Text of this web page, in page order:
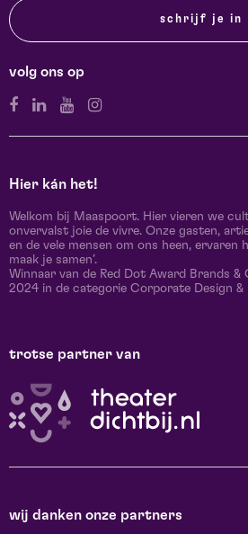
schrijf je in
volg ons op
Hier kán het!
Welkom bij Maaspoort. Hier vieren we
onvervalst joie de vivre. Onze gasten,
en de vele mensen om ons heen, ervaren
maak je samen’.
Winnaar van de Red Dot Award Brands &
2024 in de categorie Corporate Design &
trotse partner van
wij danken onze partners